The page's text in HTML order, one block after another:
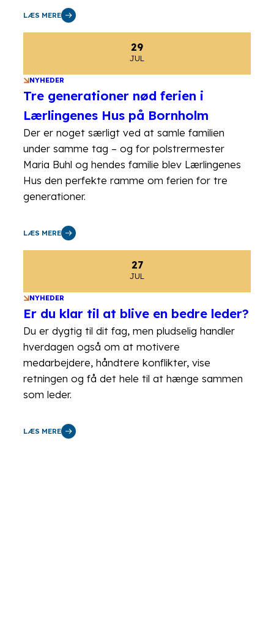
LÆS MERE
29
JUL
NYHEDER
Tre generationer nød ferien i
Lærlingenes Hus på Bornholm
Der er noget særligt ved at samle familien
under samme tag – og for polstrermester
Maria Buhl og hendes familie blev Lærlingenes
Hus den perfekte ramme om ferien for tre
generationer.
LÆS MERE
27
JUL
NYHEDER
Er du klar til at blive en bedre leder?
Du er dygtig til dit fag, men pludselig handler
hverdagen også om at motivere
medarbejdere, håndtere konflikter, vise
retningen og få det hele til at hænge sammen
som leder.
LÆS MERE